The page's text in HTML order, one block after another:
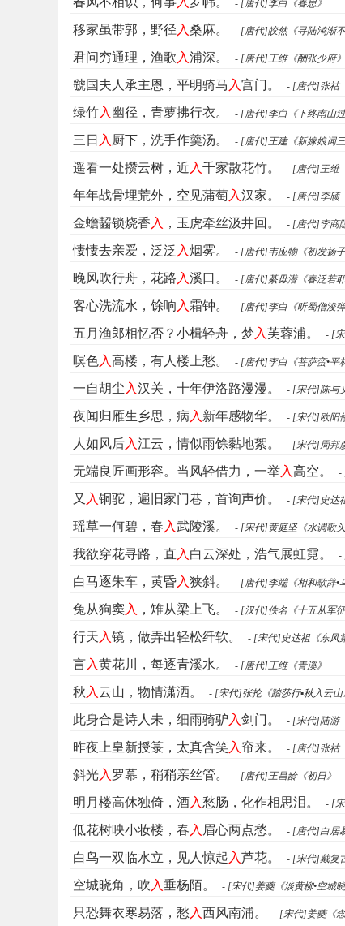
- [唐代]李白《春思》
移家虽带郭，野径 入桑麻。 - [唐代]皎然《寻陆鸿渐不
君问穷通理，渔歌 入浦深。 - [唐代]王维《酬张少府》
虢国夫人承主恩，平明骑马 入宫门。 - [唐代]张祜
绿竹入 幽径，青萝拂行衣。 - [唐代]李白《下终南山
三日 入 厨下，洗手作羹汤。 - [唐代]王建《新嫁娘词三
遥看一处攒云树，近 入千家散花竹。 - [唐代]王维
年年战骨埋荒外，空见蒲萄入汉家。 - [唐代]李颀
金蟾齧锁烧香 入 ，玉虎牵丝汲井回。 - [唐代]李商
悽悽去亲爱，泛泛 入烟雾。 - [唐代]韦应物《初发扬
晚风吹行舟，花路 入溪口。 - [唐代]綦毋潜《春泛若耶
客心洗流水，馀响 入 霜钟。 - [唐代]李白《听蜀僧浚弹
五月渔郎相忆否？小楫轻舟，梦入芙蓉浦。 - [
暝色入高楼，有人楼上愁。 - [唐代]李白《菩萨蛮•平
一自胡尘 入汉关，十年伊洛路漫漫。 - [宋代]陈与
夜闻归雁生乡思，病 入 新年感物华。 - [宋代]欧阳
人如风后入江云，情似雨馀黏地絮。 - [宋代]周邦
无端良匠画形容。当风轻借力，一举入高空。 -
又 入铜驼，遍旧家门巷，首询声价。 - [宋代]史达
瑶草一何碧，春 入武陵溪。 - [宋代]黄庭坚《水调歌头
我欲穿花寻路，直 入 白云深处，浩气展虹霓。 -
白马逐朱车，黄昏入狭斜。 - [唐代]李端《相和歌辞•
兔从狗窦入 ，雉从梁上飞。 - [汉代]佚名《十五从军征
行天 入镜，做弄出轻松纤软。 - [宋代]史达祖《东风
言入黄花川，每逐青溪水。 - [唐代]王维《青溪》
秋 入云山，物情潇洒。 - [宋代]张抡《踏莎行▪秋入云山
此身合是诗人未，细雨骑驴 入剑门。 - [宋代]陆游
昨夜上皇新授箓，太真含笑入帘来。 - [唐代]张祜
斜光入 罗幕，稍稍亲丝管。 - [唐代]王昌龄《初日》
明月楼高休独倚，酒入愁肠，化作相思泪。 - [
低花树映小妆楼，春 入 眉心两点愁。 - [唐代]白居
白鸟一双临水立，见人惊起 入芦花。 - [宋代]戴复
空城晓角，吹 入垂杨陌。 - [宋代]姜夔《淡黄柳•空城晓
只恐舞衣寒易落，愁 入西风南浦。 - [宋代]姜夔《念